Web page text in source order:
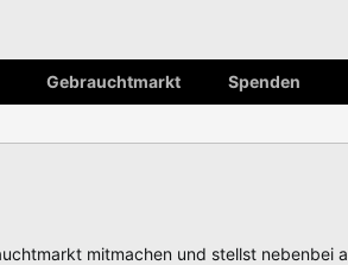
Gebrauchtmarkt Spenden
mitmachen und stellst nebenbei